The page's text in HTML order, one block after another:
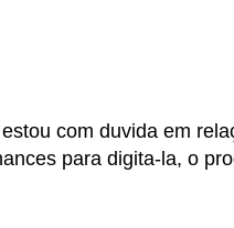
com duvida em
para digita-la, o